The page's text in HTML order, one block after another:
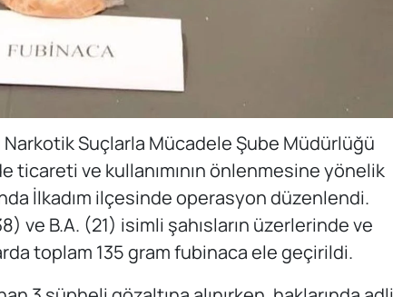
Suçlarla Mücadele Şube Müdürlüğü
ve kullanımının önlenmesine yönelik
İlkadım ilçesinde operasyon düzenlendi.
ve B.A. (21) isimli şahısların üzerlerinde ve
toplam 135 gram fubinaca ele geçirildi.